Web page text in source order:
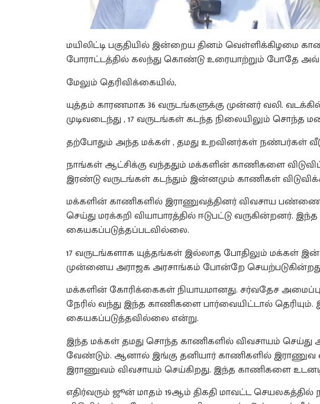
மயிலிட்டி பகுதியில் இன்றைய தினம் வெள்ளிக்கிழமை
போராட்டத்தில் கலந்து கொண்டு உரையாற்றும் போதே
மேலும் தெரிவிக்கையில்,
யுத்தம் காரணமாக 36 வருடங்களுக்கு முன்னர் வலி.
முடிவடைந்து , 17 வருடங்கள் கடந்த நிலையிலும்
தற்போதும் அந்த மக்கள் , தமது உறவினர்கள் நண்பர்கள்
நாங்கள் ஆட்சிக்கு வந்ததும் மக்களின் காணிகளை
இரண்டு வருடங்கள் கடந்தும் இன்னமும் காணிகள்
மக்களின் காணிகளில் இராணுவத்தினர் விவசாய
செய்து மரக்கறி வியாபாரத்தில் ஈடுபட்டு வருகின்றனர்.
கையகப்படுத்தப்படவில்லை.
17 வருடங்களாக யுத்தங்கள் இல்லாத போதிலும் மக்கள்
முன்னைய அராஜக அரசாங்கம் போன்றே
மக்களின் கோரிக்கைகள் நியாயமானது. சர்வதேச
நேரில் வந்து இந்த காணிகளை பார்வையிட்டால்
கையகப்படுத்தவில்லை என்று.
இந்த மக்கள் தமது சொந்த காணிகளில் விவசாயம்
வேண்டும். ஆனால் இங்கு தனியார் காணிகளில் இராணுவ
இராணுவம் விவசாயம் செய்கிறது. இந்த காணிகளை
எதிர்வரும் ஜூன் மாதம் 19ஆம் திகதி மாவட்ட